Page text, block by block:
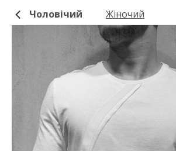
Чоловічий Жіночий